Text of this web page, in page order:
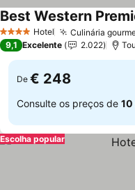
4 EstrelasHotel Culinária
9,1 Excelente 2.022
De € 248
Consulte os preços de 10
Escolha popular